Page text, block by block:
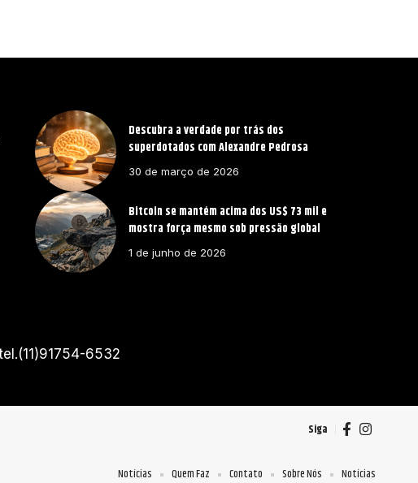
Descubra a verdade por trás dos
superdotados com Alexandre Pedrosa
30 de março de 2026
Bitcoin se mantém acima dos US$ 73 mil e
mostra força mesmo sob pressão global
1 de junho de 2026
6532
Siga
Notícias Quem Faz Contato Sobre Nós Notícias